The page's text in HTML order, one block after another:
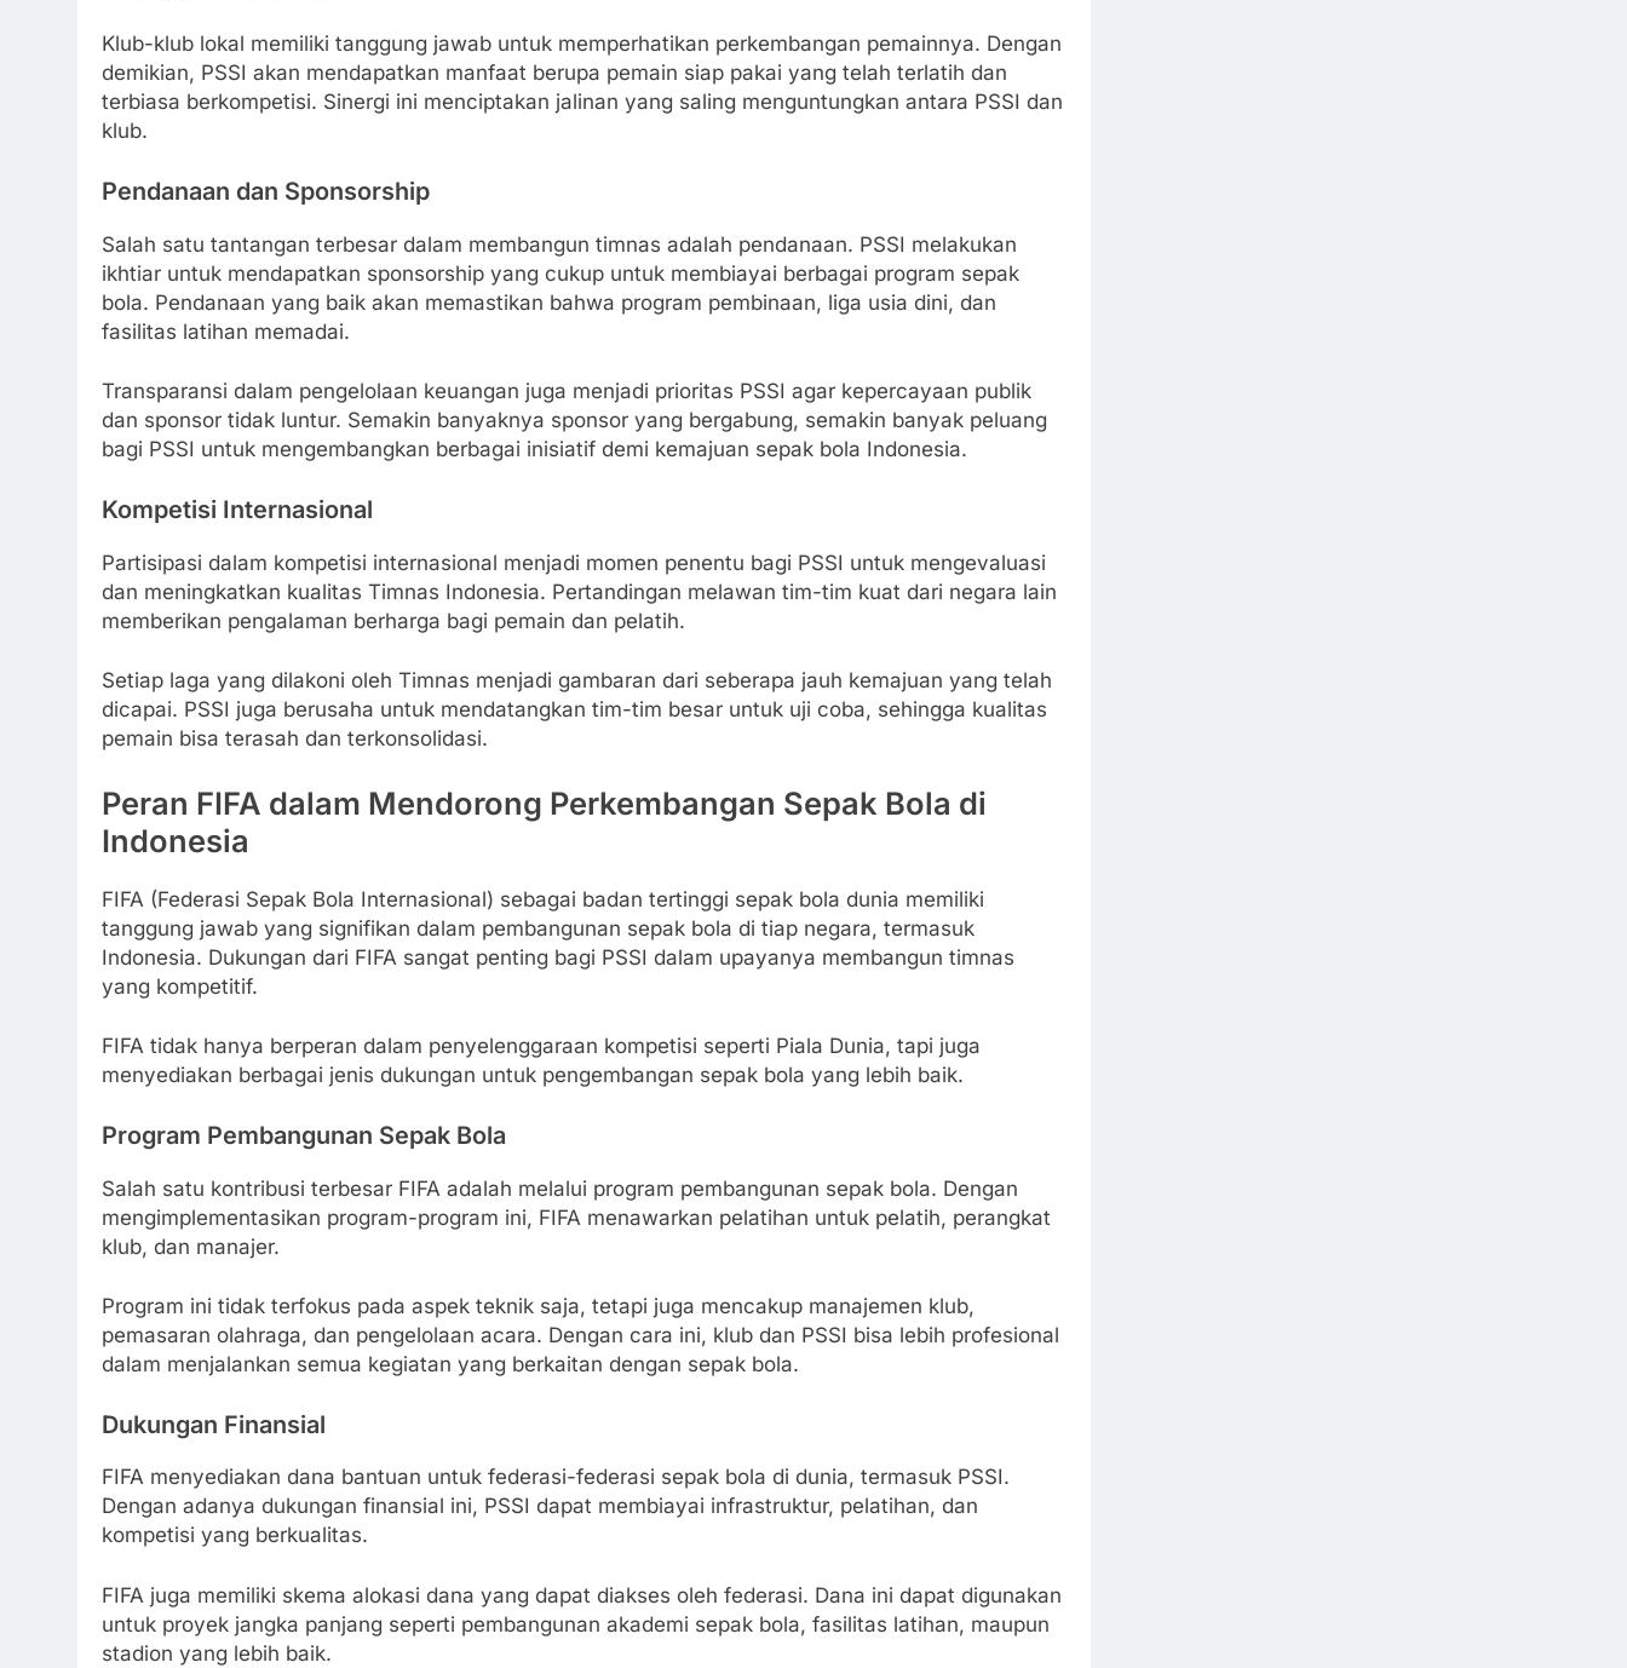
Klub-klub lokal memiliki tanggung jawab untuk memperhatikan perkembangan pemainnya. Dengan
demikian, PSSI akan mendapatkan manfaat berupa pemain siap pakai yang telah terlatih dan
terbiasa berkompetisi. Sinergi ini menciptakan jalinan yang saling menguntungkan antara PSSI dan
klub.
Pendanaan dan Sponsorship
Salah satu tantangan terbesar dalam membangun timnas adalah pendanaan. PSSI melakukan
ikhtiar untuk mendapatkan sponsorship yang cukup untuk membiayai berbagai program sepak
bola. Pendanaan yang baik akan memastikan bahwa program pembinaan, liga usia dini, dan
fasilitas latihan memadai.
Transparansi dalam pengelolaan keuangan juga menjadi prioritas PSSI agar kepercayaan publik
dan sponsor tidak luntur. Semakin banyaknya sponsor yang bergabung, semakin banyak peluang
bagi PSSI untuk mengembangkan berbagai inisiatif demi kemajuan sepak bola Indonesia.
Kompetisi Internasional
Partisipasi dalam kompetisi internasional menjadi momen penentu bagi PSSI untuk mengevaluasi
dan meningkatkan kualitas Timnas Indonesia. Pertandingan melawan tim-tim kuat dari negara lain
memberikan pengalaman berharga bagi pemain dan pelatih.
Setiap laga yang dilakoni oleh Timnas menjadi gambaran dari seberapa jauh kemajuan yang telah
dicapai. PSSI juga berusaha untuk mendatangkan tim-tim besar untuk uji coba, sehingga kualitas
pemain bisa terasah dan terkonsolidasi.
Peran FIFA dalam Mendorong Perkembangan Sepak Bola di
Indonesia
FIFA (Federasi Sepak Bola Internasional) sebagai badan tertinggi sepak bola dunia memiliki
tanggung jawab yang signifikan dalam pembangunan sepak bola di tiap negara, termasuk
Indonesia. Dukungan dari FIFA sangat penting bagi PSSI dalam upayanya membangun timnas
yang kompetitif.
FIFA tidak hanya berperan dalam penyelenggaraan kompetisi seperti Piala Dunia, tapi juga
menyediakan berbagai jenis dukungan untuk pengembangan sepak bola yang lebih baik.
Program Pembangunan Sepak Bola
Salah satu kontribusi terbesar FIFA adalah melalui program pembangunan sepak bola. Dengan
mengimplementasikan program-program ini, FIFA menawarkan pelatihan untuk pelatih, perangkat
klub, dan manajer.
Program ini tidak terfokus pada aspek teknik saja, tetapi juga mencakup manajemen klub,
pemasaran olahraga, dan pengelolaan acara. Dengan cara ini, klub dan PSSI bisa lebih profesional
dalam menjalankan semua kegiatan yang berkaitan dengan sepak bola.
Dukungan Finansial
FIFA menyediakan dana bantuan untuk federasi-federasi sepak bola di dunia, termasuk PSSI.
Dengan adanya dukungan finansial ini, PSSI dapat membiayai infrastruktur, pelatihan, dan
kompetisi yang berkualitas.
FIFA juga memiliki skema alokasi dana yang dapat diakses oleh federasi. Dana ini dapat digunakan
untuk proyek jangka panjang seperti pembangunan akademi sepak bola, fasilitas latihan, maupun
stadion yang lebih baik.